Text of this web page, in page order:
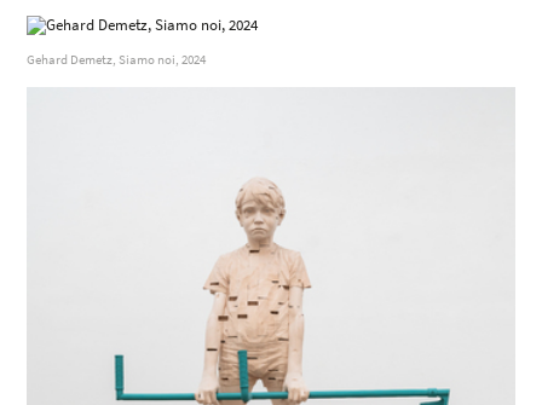
Gehard Demetz, Siamo noi, 2024